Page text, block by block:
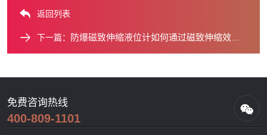
返回列表
下一篇： 防爆磁致伸缩液位计如何通过磁致伸缩效应实现非接触测量？
免费咨询热线
400-809-1101